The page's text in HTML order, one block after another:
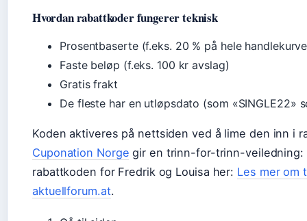
Hvordan rabattkoder fungerer teknisk
Prosentbaserte (f.eks. 20 % på hele
Faste beløp (f.eks. 100 kr avslag)
Gratis frakt
De fleste har en utløpsdato (som «SINGLE22»
Koden aktiveres på nettsiden ved å lime den inn i
Cuponation Norge gir en trinn-for-trinn-veiledning:
rabattkoden for Fredrik og Louisa her: Les mer om
aktuellforum.at.